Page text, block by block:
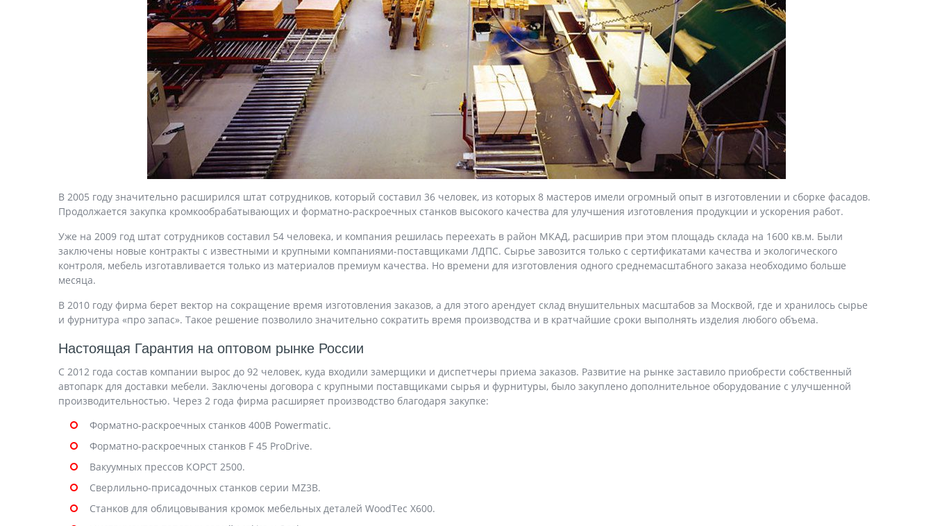
В 2005 году значительно расширился штат сотрудников, который составил 36 человек, из которых 8 мастеров имели огромный опыт в изготовлении и сборке фасадов.
Продолжается закупка кромкообрабатывающих и форматно-раскроечных станков высокого качества для улучшения изготовления продукции и ускорения работ.
Уже на 2009 год штат сотрудников составил 54 человека, и компания решилась переехать в район МКАД, расширив при этом площадь склада на 1600 кв.м. Были
заключены новые контракты с известными и крупными компаниями-поставщиками ЛДПС. Сырье завозится только с сертификатами качества и экологического
контроля, мебель изготавливается только из материалов премиум качества. Но времени для изготовления одного среднемасштабного заказа необходимо больше
месяца.
В 2010 году фирма берет вектор на сокращение время изготовления заказов, а для этого арендует склад внушительных масштабов за Москвой, где и хранилось сырье
и фурнитура «про запас». Такое решение позволило значительно сократить время производства и в кратчайшие сроки выполнять изделия любого объема.
Настоящая Гарантия на оптовом рынке России
С 2012 года состав компании вырос до 92 человек, куда входили замерщики и диспетчеры приема заказов. Развитие на рынке заставило приобрести собственный
автопарк для доставки мебели. Заключены договора с крупными поставщиками сырья и фурнитуры, было закуплено дополнительное оборудование с улучшенной
производительностью. Через 2 года фирма расширяет производство благодаря закупке:
Форматно-раскроечных станков 400В Powermatic.
Форматно-раскроечных станков F 45 ProDrive.
Вакуумных прессов КОРСТ 2500.
Сверлильно-присадочных станков серии MZ3B.
Станков для облицовывания кромок мебельных деталей WoodTec X600.